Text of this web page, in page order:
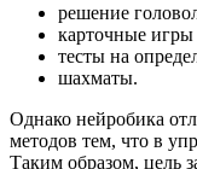
решение
карточные игры
тесты на
шахматы.
Однако нейробика
методов тем, что в
Таким образом, цель